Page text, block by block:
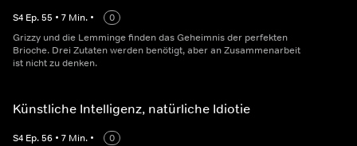
S4 Ep.55 • 7 Min. •
0
Grizzy und die Lemminge finden das Geheimnis der perfekten
Brioche. Drei Zutaten werden benötigt, aber an Zusammenarbeit
ist nicht zu denken.
Künstliche Intelligenz, natürliche Idiotie
S4 Ep.56 • 7 Min. •
0